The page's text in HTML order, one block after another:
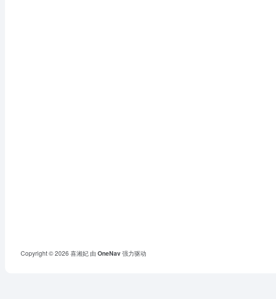
Copyright © 2026 喜湘妃 由 OneNav强力驱动